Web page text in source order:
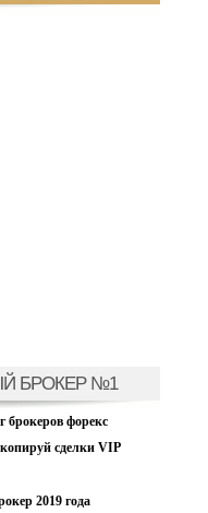
БРОКЕР №1
форекс
сделки VIP
2019 года